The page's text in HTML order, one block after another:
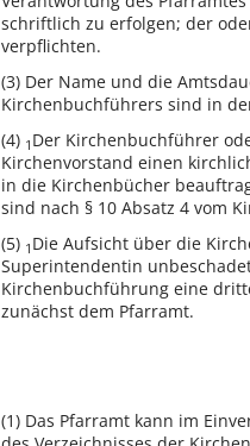
schriftlich zu erfolgen; der
verpflichten.
(3) Der Name und die
Kirchenbuchführers sind in
(4) 1 Der Kirchenbuchführer
Kirchenvorstand einen
in die Kirchenbücher
sind nach § 10 Absatz 4 vom
(5) 1 Die Aufsicht über die
Superintendentin
Kirchenbuchführung eine
zunächst dem Pfarramt.
(1) Das Pfarramt kann im